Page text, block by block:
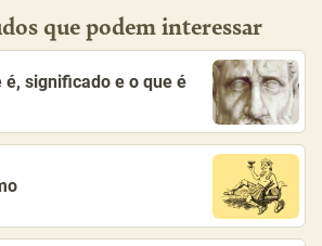
que podem interessar
é, significado e o que é